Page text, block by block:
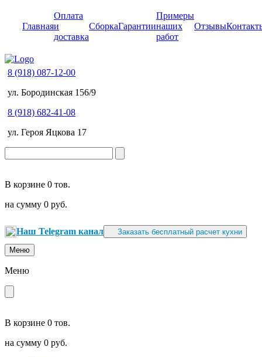
Главная
Оплата
и
доставка
СборкаГарантии
Примеры
наших
работ
Отзывы
8 (918) 087-12-00
ул. Бородинская 156/9
8 (918) 682-41-08
ул. Героя Яцкова 17
В корзине 0 тов.
на сумму 0 руб.
Наш Telegram канал Заказать бесплатный расчет кухни
Меню
Меню
В корзине 0 тов.
на сумму 0 руб.